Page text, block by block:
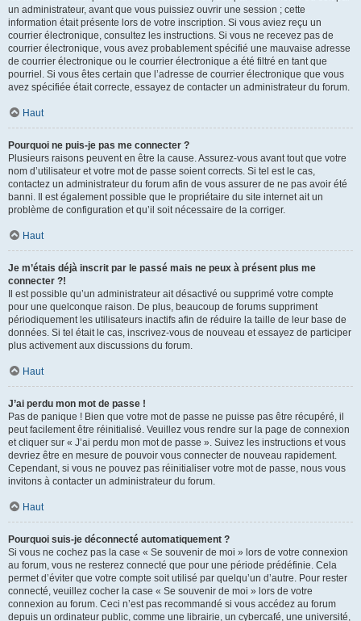
un administrateur, avant que vous puissiez ouvrir une session ; cette
information était présente lors de votre inscription. Si vous aviez reçu un
courrier électronique, consultez les instructions. Si vous ne recevez pas de
courrier électronique, vous avez probablement spécifié une mauvaise adresse
de courrier électronique ou le courrier électronique a été filtré en tant que
pourriel. Si vous êtes certain que l’adresse de courrier électronique que vous
avez spécifiée était correcte, essayez de contacter un administrateur du forum.
Haut
Pourquoi ne puis-je pas me connecter ?
Plusieurs raisons peuvent en être la cause. Assurez-vous avant tout que votre
nom d’utilisateur et votre mot de passe soient corrects. Si tel est le cas,
contactez un administrateur du forum afin de vous assurer de ne pas avoir été
banni. Il est également possible que le propriétaire du site internet ait un
problème de configuration et qu’il soit nécessaire de la corriger.
Haut
Je m’étais déjà inscrit par le passé mais ne peux à présent plus me
connecter ?!
Il est possible qu’un administrateur ait désactivé ou supprimé votre compte
pour une quelconque raison. De plus, beaucoup de forums suppriment
périodiquement les utilisateurs inactifs afin de réduire la taille de leur base de
données. Si tel était le cas, inscrivez-vous de nouveau et essayez de participer
plus activement aux discussions du forum.
Haut
J’ai perdu mon mot de passe !
Pas de panique ! Bien que votre mot de passe ne puisse pas être récupéré, il
peut facilement être réinitialisé. Veuillez vous rendre sur la page de connexion
et cliquer sur « J’ai perdu mon mot de passe ». Suivez les instructions et vous
devriez être en mesure de pouvoir vous connecter de nouveau rapidement.
Cependant, si vous ne pouvez pas réinitialiser votre mot de passe, nous vous
invitons à contacter un administrateur du forum.
Haut
Pourquoi suis-je déconnecté automatiquement ?
Si vous ne cochez pas la case « Se souvenir de moi » lors de votre connexion
au forum, vous ne resterez connecté que pour une période prédéfinie. Cela
permet d’éviter que votre compte soit utilisé par quelqu’un d’autre. Pour rester
connecté, veuillez cocher la case « Se souvenir de moi » lors de votre
connexion au forum. Ceci n’est pas recommandé si vous accédez au forum
depuis un ordinateur public, comme une librairie, un cybercafé, une université,